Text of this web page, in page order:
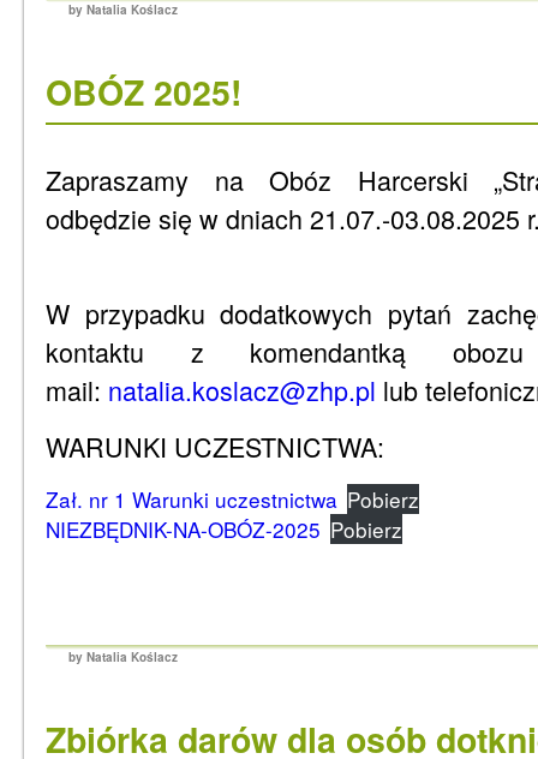
by Natalia Koślacz
OBÓZ 2025!
Zapraszamy na Obóz Harcerski
odbędzie się w dniach 21.07.-03.08.2025
W przypadku dodatkowych pytań
kontaktu z komendantką
mail: natalia.koslacz@zhp.pl lub
WARUNKI UCZESTNICTWA:
Zał. nr 1 Warunki uczestnictwa Pobierz
NIEZBĘDNIK-NA-OBÓZ-2025 Pobierz
by Natalia Koślacz
Zbiórka darów dla osób